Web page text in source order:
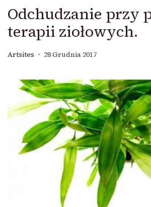
Odchudzanie przy
terapii ziołowych.
Artsites 28 Grudnia 2017